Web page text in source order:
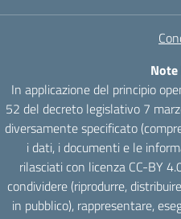
In applicazione del principio
52 del decreto legislativo 7
diversamente specificato
i dati, i documenti e le
rilasciati con licenza CC-BY
condividere (riprodurre,
in pubblico), rappresentare,